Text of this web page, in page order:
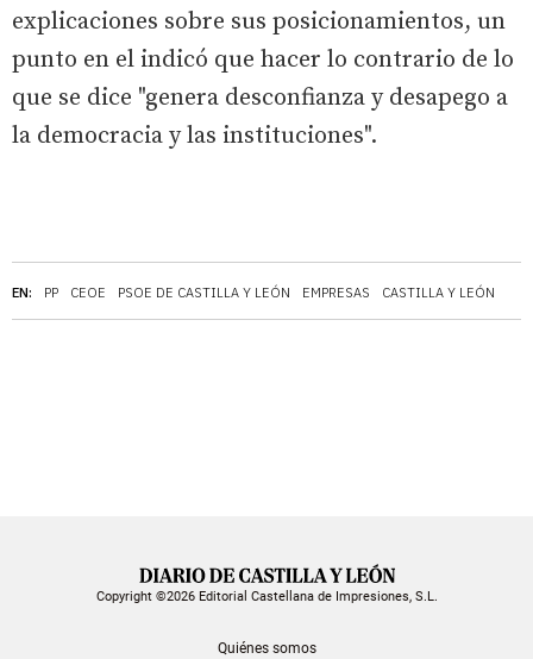
EN: PP CEOE PSOE DE CASTILLA Y LEÓN EMPRESAS CASTILLA Y LEÓN
explicaciones sobre sus posicionamientos, un
punto en el indicó que hacer lo contrario de lo
que se dice "genera desconfianza y desapego a
la democracia y las instituciones".
Copyright ©2026 Editorial Castellana de Impresiones, S.L.
Quiénes somos